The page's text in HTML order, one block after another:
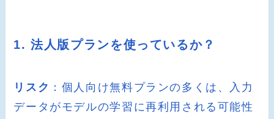
1. 法人版プランを使っているか？
リスク ：個人向け無料プランの多くは、入力
データがモデルの学習に再利用される可能性